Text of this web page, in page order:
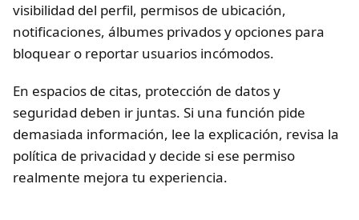
visibilidad del perfil, permisos de ubicación,
notificaciones, álbumes privados y opciones para
bloquear o reportar usuarios incómodos.
En espacios de citas, protección de datos y
seguridad deben ir juntas. Si una función pide
demasiada información, lee la explicación, revisa la
política de privacidad y decide si ese permiso
realmente mejora tu experiencia.